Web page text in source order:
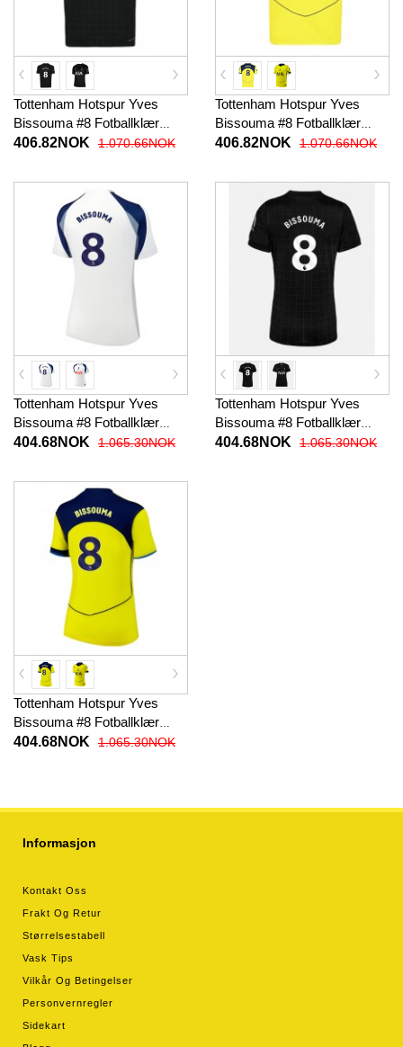
Tottenham Hotspur Yves
Bissouma #8 Fotballklær
Bortedrakt 2025-26 Kortermet
406.82NOK 1.070.66NOK
Tottenham Hotspur Yves
Bissouma #8 Fotballklær
Tredjedrakt 2025-26
406.82NOK 1.070.66NOK
Tottenham Hotspur Yves
Bissouma #8 Fotballklær
Hjemmedrakt Dame 2025-26
404.68NOK 1.065.30NOK
Tottenham Hotspur Yves
Bissouma #8 Fotballklær
Bortedrakt Dame 2025-26
404.68NOK 1.065.30NOK
Tottenham Hotspur Yves
Bissouma #8 Fotballklær
Tredjedrakt Dame 2025-26
404.68NOK 1.065.30NOK
Informasjon
Kontakt Oss
Frakt Og Retur
Størrelsestabell
Vask Tips
Vilkår Og Betingelser
Personvernregler
Sidekart